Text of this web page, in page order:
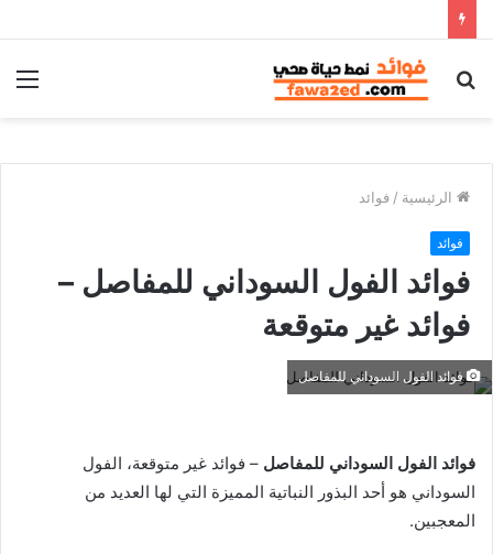
بحث
الرئيسية / فوائد
فوائد
فوائد الفول السوداني للمفاصل –
فوائد غير متوقعة
فوائد الفول السوداني للمفاصل
فوائد الفول السوداني للمفاصل – فوائد غير متوقعة، الفول
السوداني هو أحد البذور النباتية المميزة التي لها العديد من
المعجبين.